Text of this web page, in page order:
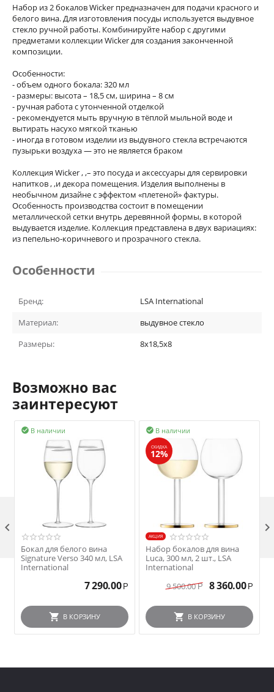
Набор из 2 бокалов Wicker предназначен для подачи красного и
белого вина. Для изготовления посуды используется выдувное
стекло ручной работы. Комбинируйте набор с другими
предметами коллекции Wicker для создания законченной
композиции.
Особенности:
- объем одного бокала: 320 мл
- размеры: высота – 18,5 см, ширина – 8 см
- ручная работа с утонченной отделкой
- рекомендуется мыть вручную в тёплой мыльной воде и
вытирать насухо мягкой тканью
- иногда в готовом изделии из выдувного стекла встречаются
пузырьки воздуха — это не является браком
Коллекция Wicker , ,– это посуда и аксессуары для сервировки
напитков , ,и декора помещения. Изделия выполнены в
необычном дизайне с эффектом «плетеной» фактуры.
Особенность производства состоит в помещении
металлической сетки внутрь деревянной формы, в которой
выдувается изделие. Коллекция представлена в двух вариациях:
из пепельно-коричневого и прозрачного стекла.
Особенности
Бренд:
LSA International
Материал:
выдувное стекло
Размеры:
8x18,5x8
Возможно вас
заинтересуют
В наличии

Бокал для белого вина
Signature Verso 340 мл, LSA
International
7 290.00 Р
В КОРЗИНУ
В наличии

СКИДКА
12%
AКЦИЯ
Набор бокалов для вина
Luca, 300 мл, 2 шт., LSA
International
9 500.00 Р 8 360.00 Р
В КОРЗИНУ
 